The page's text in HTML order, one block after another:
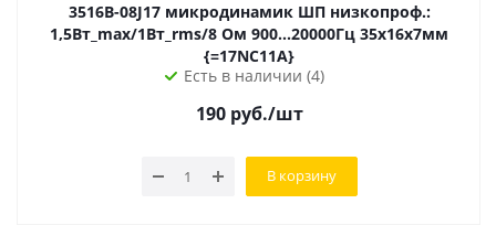
3516B-08J17 микродинамик ШП низкопроф.:
1,5Вт_max/1Вт_rms/8 Ом 900...20000Гц 35х16х7мм
{=17NC11A}
Есть в наличии (4)
190руб./шт
В корзину